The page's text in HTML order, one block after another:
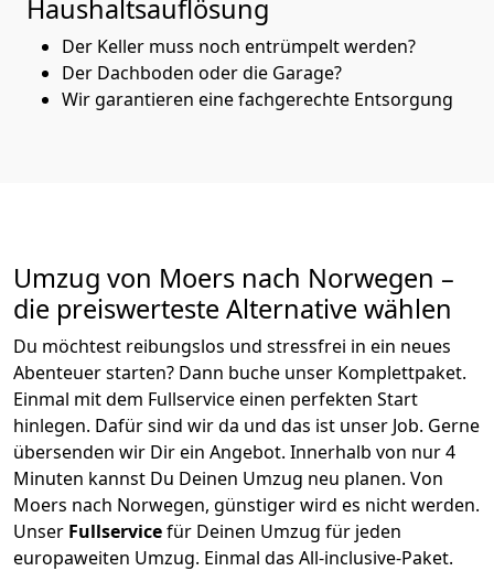
Haushaltsauflösung
Der Keller muss noch entrümpelt werden?
Der Dachboden oder die Garage?
Wir garantieren eine fachgerechte Entsorgung
Umzug von Moers nach Norwegen –
die preiswerteste Alternative wählen
Du möchtest reibungslos und stressfrei in ein neues
Abenteuer starten? Dann buche unser Komplettpaket.
Einmal mit dem Fullservice einen perfekten Start
hinlegen. Dafür sind wir da und das ist unser Job. Gerne
übersenden wir Dir ein Angebot. Innerhalb von nur4
Minuten kannst Du Deinen Umzug neu planen. Von
Moers nach Norwegen, günstiger wird es nicht werden.
Unser Fullservicefür Deinen Umzug für jeden
europaweiten Umzug. Einmal das All-inclusive-Paket.